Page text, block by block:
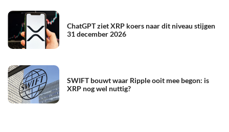
ChatGPT ziet XRP koers naar dit niveau stijgen
31 december 2026
SWIFT bouwt waar Ripple ooit mee begon: is
XRP nog wel nuttig?